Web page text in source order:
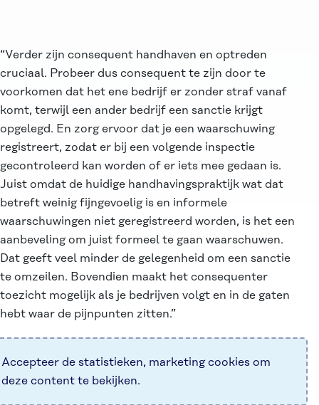
“Verder zijn consequent handhaven en optreden
cruciaal. Probeer dus consequent te zijn door te
voorkomen dat het ene bedrijf er zonder straf vanaf
komt, terwijl een ander bedrijf een sanctie krijgt
opgelegd. En zorg ervoor dat je een waarschuwing
registreert, zodat er bij een volgende inspectie
gecontroleerd kan worden of er iets mee gedaan is.
Juist omdat de huidige handhavingspraktijk wat dat
betreft weinig fijngevoelig is en informele
waarschuwingen niet geregistreerd worden, is het een
aanbeveling om juist formeel te gaan waarschuwen.
Dat geeft veel minder de gelegenheid om een sanctie
te omzeilen. Bovendien maakt het consequenter
toezicht mogelijk als je bedrijven volgt en in de gaten
hebt waar de pijnpunten zitten.”
Accepteer de statistieken, marketingcookies om
deze content te bekijken.